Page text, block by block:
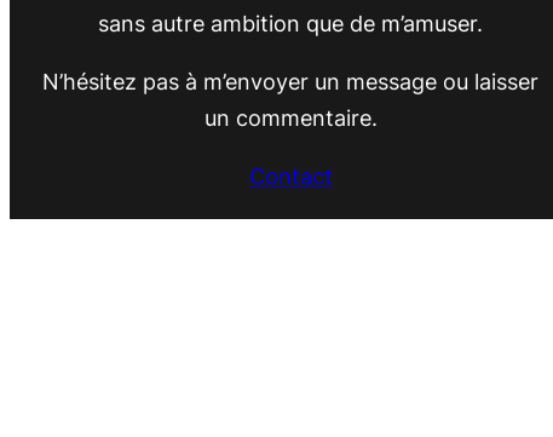
sans autre ambition que de m’amuser.
N’hésitez pas à m’envoyer un message ou laisser
un commentaire.
Contact